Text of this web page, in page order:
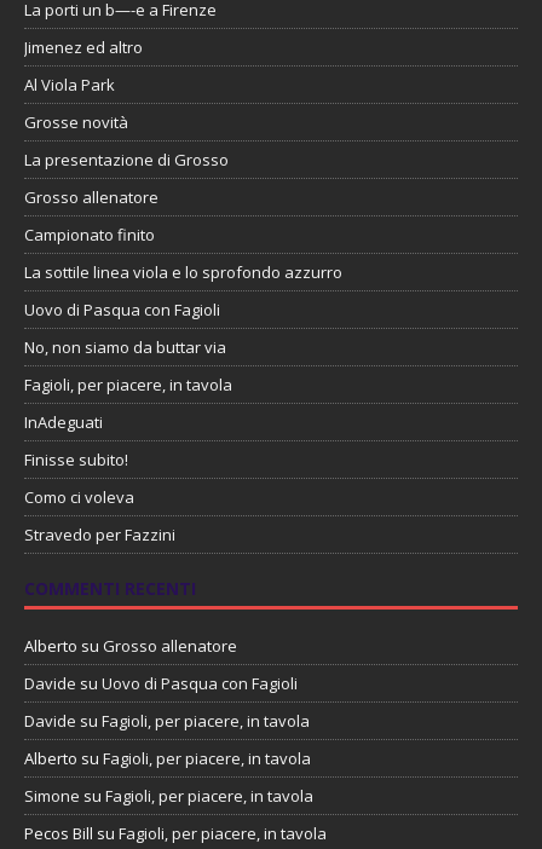
La porti un b—-e a Firenze
Jimenez ed altro
Al Viola Park
Grosse novità
La presentazione di Grosso
Grosso allenatore
Campionato finito
La sottile linea viola e lo sprofondo azzurro
Uovo di Pasqua con Fagioli
No, non siamo da buttar via
Fagioli, per piacere, in tavola
InAdeguati
Finisse subito!
Como ci voleva
Stravedo per Fazzini
COMMENTI RECENTI
Alberto su Grosso allenatore
Davide su Uovo di Pasqua con Fagioli
Davide su Fagioli, per piacere, in tavola
Alberto su Fagioli, per piacere, in tavola
Simone su Fagioli, per piacere, in tavola
Pecos Bill su Fagioli, per piacere, in tavola